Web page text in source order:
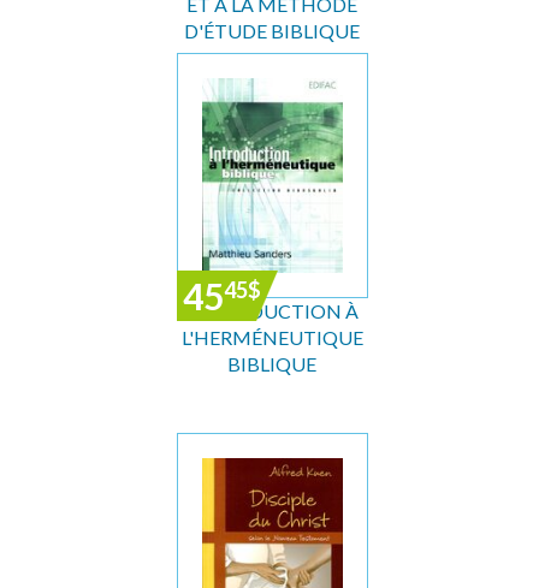
D'ÉTUDE BIBLIQUE
4545$
INTRODUCTION À
L'HERMÉNEUTIQUE
BIBLIQUE